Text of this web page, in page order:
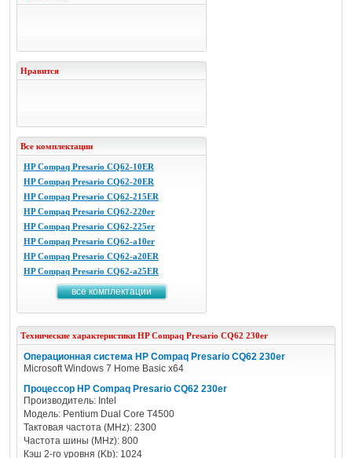
Нравится
Все комплектации
HP Compaq Presario CQ62-10ER
HP Compaq Presario CQ62-20ER
HP Compaq Presario CQ62-215ER
HP Compaq Presario CQ62-220er
HP Compaq Presario CQ62-225er
HP Compaq Presario CQ62-a10er
HP Compaq Presario CQ62-a20ER
HP Compaq Presario CQ62-a25ER
все комплектации
Технические характеристики HP Compaq Presario CQ62 230er
Операционная система HP Compaq Presario CQ62 230er
Microsoft Windows 7 Home Basic x64
Процессор HP Compaq Presario CQ62 230er
Производитель: Intel
Модель: Pentium Dual Core T4500
Тактовая частота (MHz): 2300
Частота шины (MHz): 800
Кэш 2-го уровня (Kb): 1024